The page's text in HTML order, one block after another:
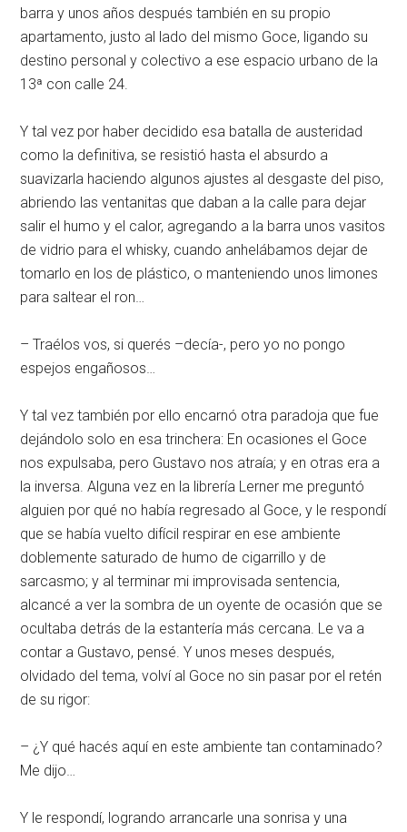
barra y unos años después también en su propio
apartamento, justo al lado del mismo Goce, ligando su
destino personal y colectivo a ese espacio urbano de la
13ª con calle 24.
Y tal vez por haber decidido esa batalla de austeridad
como la definitiva, se resistió hasta el absurdo a
suavizarla haciendo algunos ajustes al desgaste del piso,
abriendo las ventanitas que daban a la calle para dejar
salir el humo y el calor, agregando a la barra unos vasitos
de vidrio para el whisky, cuando anhelábamos dejar de
tomarlo en los de plástico, o manteniendo unos limones
para saltear el ron…
– Traélos vos, si querés –decía-, pero yo no pongo
espejos engañosos…
Y tal vez también por ello encarnó otra paradoja que fue
dejándolo solo en esa trinchera: En ocasiones el Goce
nos expulsaba, pero Gustavo nos atraía; y en otras era a
la inversa. Alguna vez en la librería Lerner me preguntó
alguien por qué no había regresado al Goce, y le respondí
que se había vuelto difícil respirar en ese ambiente
doblemente saturado de humo de cigarrillo y de
sarcasmo; y al terminar mi improvisada sentencia,
alcancé a ver la sombra de un oyente de ocasión que se
ocultaba detrás de la estantería más cercana. Le va a
contar a Gustavo, pensé. Y unos meses después,
olvidado del tema, volví al Goce no sin pasar por el retén
de su rigor:
– ¿Y qué hacés aquí en este ambiente tan contaminado?
Me dijo…
Y le respondí, logrando arrancarle una sonrisa y una